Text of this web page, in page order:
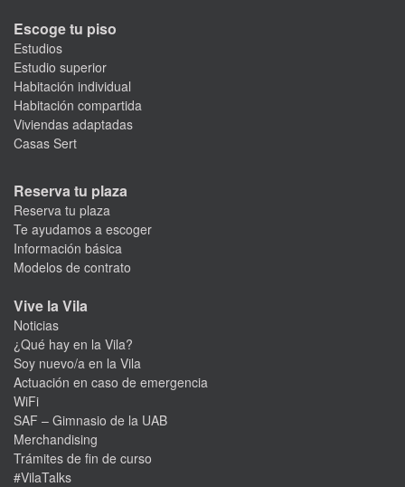
Escoge tu piso
Estudios
Estudio superior
Habitación individual
Habitación compartida
Viviendas adaptadas
Casas Sert
Reserva tu plaza
Reserva tu plaza
Te ayudamos a escoger
Información básica
Modelos de contrato
Vive la Vila
Noticias
¿Qué hay en la Vila?
Soy nuevo/a en la Vila
Actuación en caso de emergencia
WiFi
SAF – Gimnasio de la UAB
Merchandising
Trámites de fin de curso
#VilaTalks